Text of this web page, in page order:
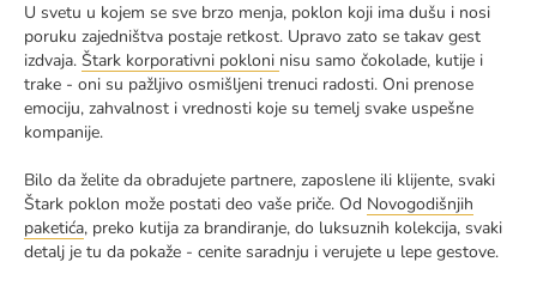
U svetu u kojem se sve brzo menja, poklon koji ima dušu i nosi
poruku zajedništva postaje retkost. Upravo zato se takav gest
izdvaja. Štark korporativni pokloni nisu samo čokolade, kutije i
trake - oni su pažljivo osmišljeni trenuci radosti. Oni prenose
emociju, zahvalnost i vrednosti koje su temelj svake uspešne
kompanije.
Bilo da želite da obradujete partnere, zaposlene ili klijente, svaki
Štark poklon može postati deo vaše priče. Od Novogodišnjih
paketića, preko kutija za brandiranje, do luksuznih kolekcija, svaki
detalj je tu da pokaže - cenite saradnju i verujete u lepe gestove.